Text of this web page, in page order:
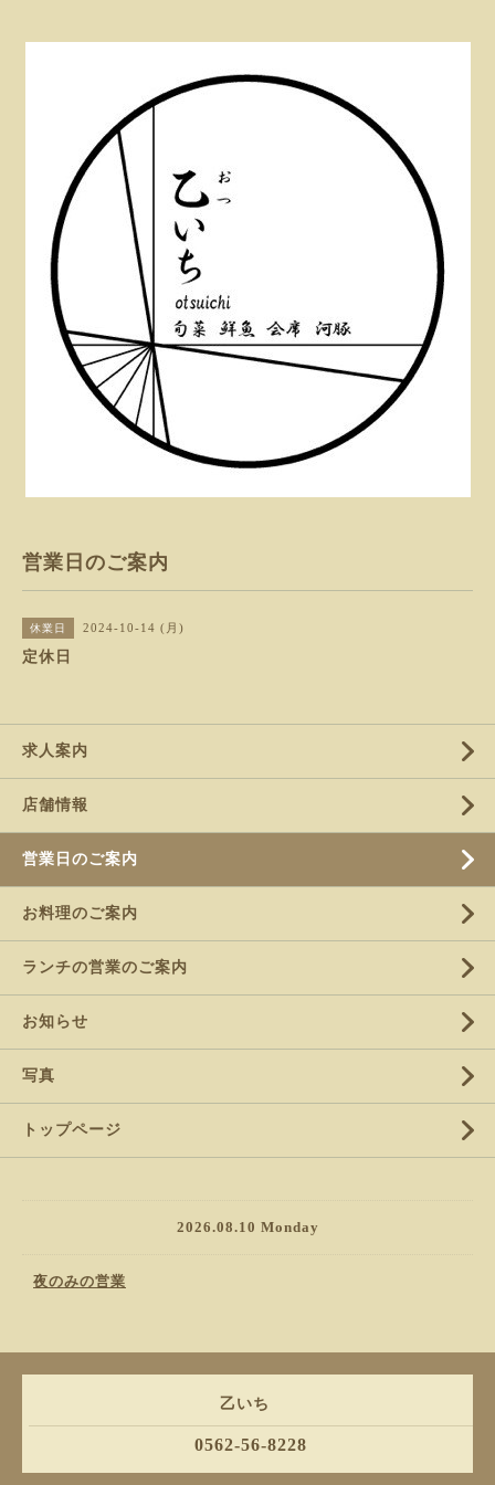
営業日のご案内
休業日 2024-10-14 (月)
定休日
求人案内
店舗情報
営業日のご案内
お料理のご案内
ランチの営業のご案内
お知らせ
写真
トップページ
2026.08.10 Monday
夜のみの営業
乙いち
0562-56-8228